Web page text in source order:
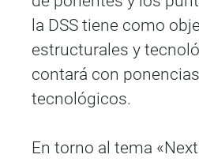
la DSS tiene como
estructurales y
contará con
tecnológicos.
En torno al tema